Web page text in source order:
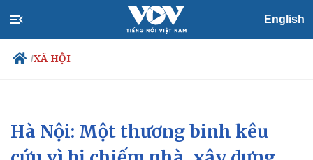
English
/XÃ HỘI
Chính trị
Đảng
Xã hội
Tin 24h
Hà Nội: Một thương binh kêu